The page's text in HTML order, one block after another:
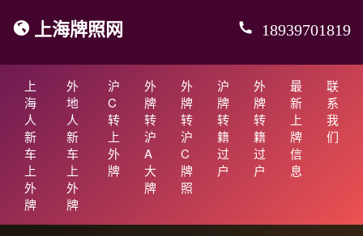
上海牌照网 18939701819
上
海
人
新
车
上
外
牌
外
地
人
新
车
上
外
牌
沪
C
转
上
外
牌
外
牌
转
沪
A
大
牌
外
牌
转
沪
C
牌
照
沪
牌
转
籍
过
户
外
牌
转
籍
过
户
最
新
上
牌
信
息
联
系
我
们